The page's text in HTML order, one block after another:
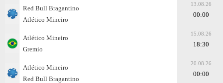
Red Bull Bragantino
Atlético Mineiro
13.08.26
00:00
Atlético Mineiro
Gremio
15.08.26
18:30
Atlético Mineiro
Red Bull Bragantino
20.08.26
00:00